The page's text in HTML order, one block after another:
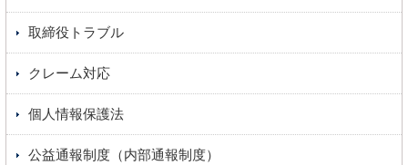
取締役トラブル
クレーム対応
個人情報保護法
公益通報制度（内部通報制度）